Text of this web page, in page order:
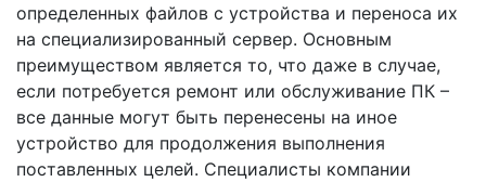
определенных файлов с устройства и переноса их
на специализированный сервер. Основным
преимуществом является то, что даже в случае,
если потребуется ремонт или обслуживание ПК –
все данные могут быть перенесены на иное
устройство для продолжения выполнения
поставленных целей. Специалисты компании